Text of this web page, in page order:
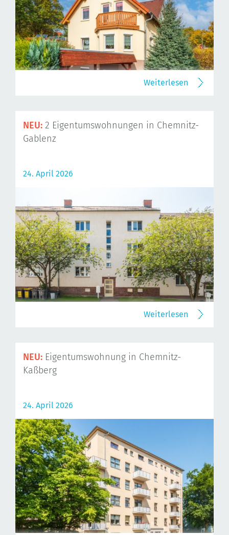
Weiterlesen
NEU: 2 Eigentumswohnungen in Chemnitz-
Gablenz
24. April 2026
Weiterlesen
NEU: Eigentumswohnung in Chemnitz-
Kaßberg
24. April 2026